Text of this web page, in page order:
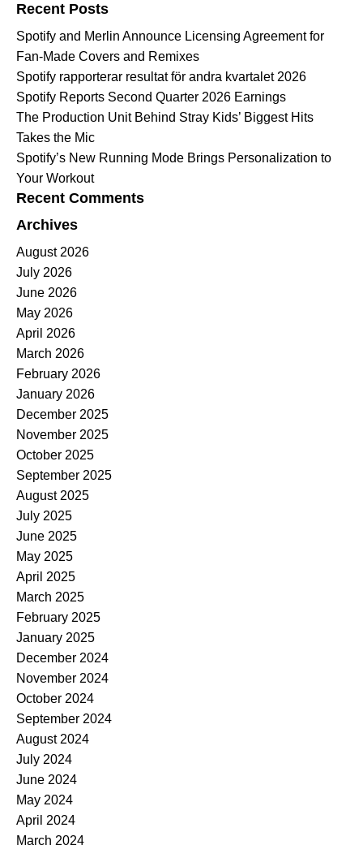
Recent Posts
Spotify and Merlin Announce Licensing Agreement for
Fan-Made Covers and Remixes
Spotify rapporterar resultat för andra kvartalet 2026
Spotify Reports Second Quarter 2026 Earnings
The Production Unit Behind Stray Kids’ Biggest Hits
Takes the Mic
Spotify’s New Running Mode Brings Personalization to
Your Workout
Recent Comments
Archives
August 2026
July 2026
June 2026
May 2026
April 2026
March 2026
February 2026
January 2026
December 2025
November 2025
October 2025
September 2025
August 2025
July 2025
June 2025
May 2025
April 2025
March 2025
February 2025
January 2025
December 2024
November 2024
October 2024
September 2024
August 2024
July 2024
June 2024
May 2024
April 2024
March 2024